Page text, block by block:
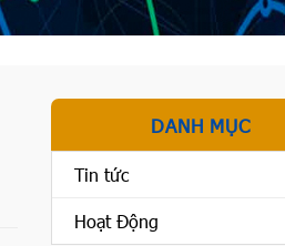
DANH MỤC
Tin tức
Hoạt Động